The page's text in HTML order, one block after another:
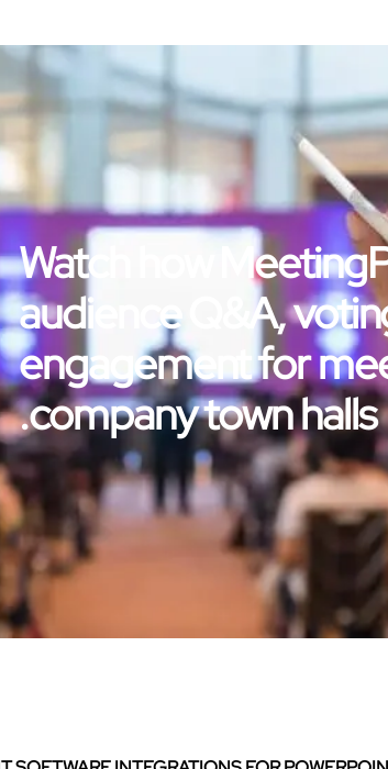
Watch how
audience Q&A,
engagement for
company town halls.